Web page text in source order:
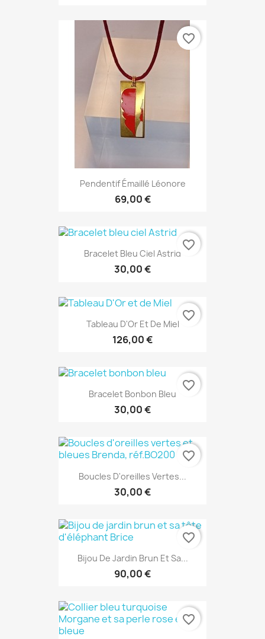
Pendentif Émaillé Léonore
69,00 €
favorite_border
Bracelet Bleu Ciel Astrid
30,00 €
favorite_border
Tableau D'Or Et De Miel
126,00 €
favorite_border
Bracelet Bonbon Bleu
30,00 €
favorite_border
Boucles D'oreilles Vertes...
30,00 €
favorite_border
Bijou De Jardin Brun Et Sa...
90,00 €
favorite_border
favorite_border